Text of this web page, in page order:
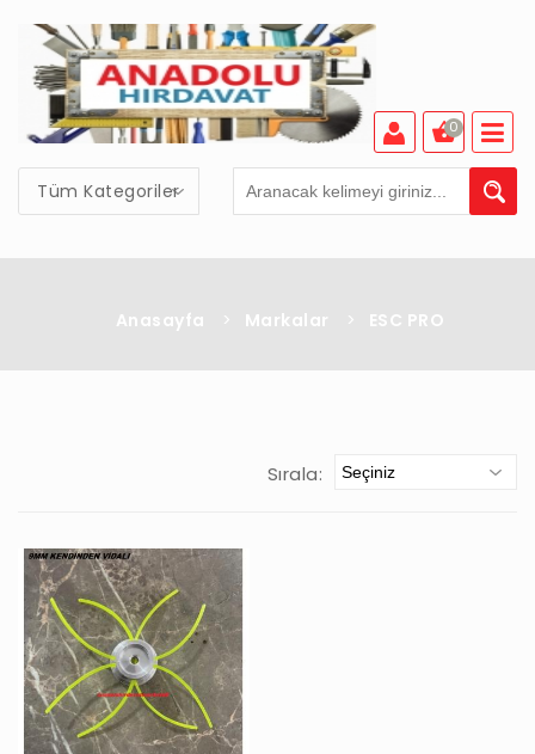
Tüm Kategoriler
0
Anasayfa > Markalar > ESC PRO
Sırala: